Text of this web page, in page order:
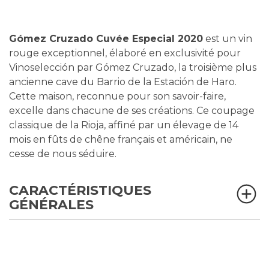
Gómez Cruzado Cuvée Especial 2020 est un vin
rouge exceptionnel, élaboré en exclusivité pour
Vinoselección par Gómez Cruzado, la troisième plus
ancienne cave du Barrio de la Estación de Haro.
Cette maison, reconnue pour son savoir-faire,
excelle dans chacune de ses créations. Ce coupage
classique de la Rioja, affiné par un élevage de 14
mois en fûts de chêne français et américain, ne
cesse de nous séduire.
CARACTÉRISTIQUES
GÉNÉRALES